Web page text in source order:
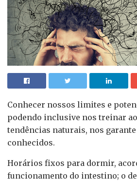
Conhecer nossos limites e
podendo inclusive nos treinar
tendências naturais, nos
conhecidos.
Horários fixos para dormir,
funcionamento do intestino; o